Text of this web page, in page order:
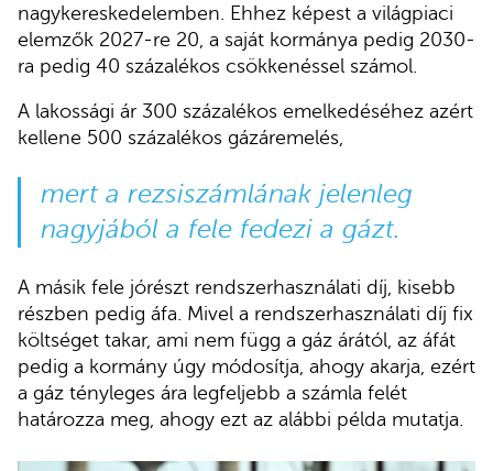
nagykereskedelemben. Ehhez képest a világpiaci
elemzők 2027-re 20, a saját kormánya pedig 2030-
ra pedig 40 százalékos csökkenéssel számol.
A lakossági ár 300 százalékos emelkedéséhez azért
kellene 500 százalékos gázáremelés,
mert a rezsiszámlának jelenleg
nagyjából a fele fedezi a gázt.
A másik fele jórészt rendszerhasználati díj, kisebb
részben pedig áfa. Mivel a rendszerhasználati díj fix
költséget takar, ami nem függ a gáz árától, az áfát
pedig a kormány úgy módosítja, ahogy akarja, ezért
a gáz tényleges ára legfeljebb a számla felét
határozza meg, ahogy ezt az alábbi példa mutatja.